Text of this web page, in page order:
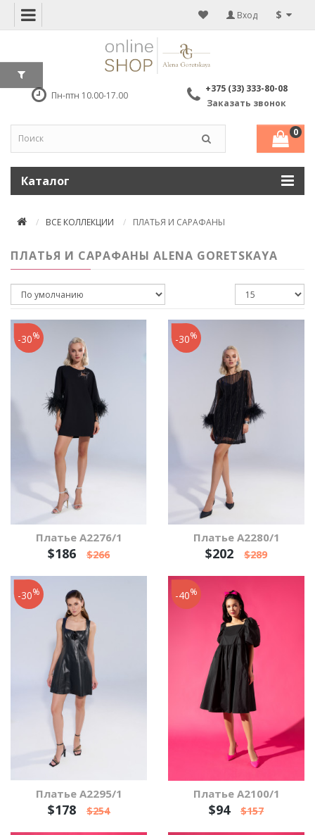
$
Вход
Пн-птн 10.00-17.00
+375 (33) 333-80-08
Заказать звонок
0
Каталог
ВСЕ КОЛЛЕКЦИИ ПЛАТЬЯ И САРАФАНЫ
ПЛАТЬЯ И САРАФАНЫ ALENA GORETSKAYA
Платье А2276/1
$186 $266
-30%
Платье А2280/1
$202 $289
-30%
Платье А2295/1
$178 $254
-30%
Платье А2100/1
$94 $157
-40%